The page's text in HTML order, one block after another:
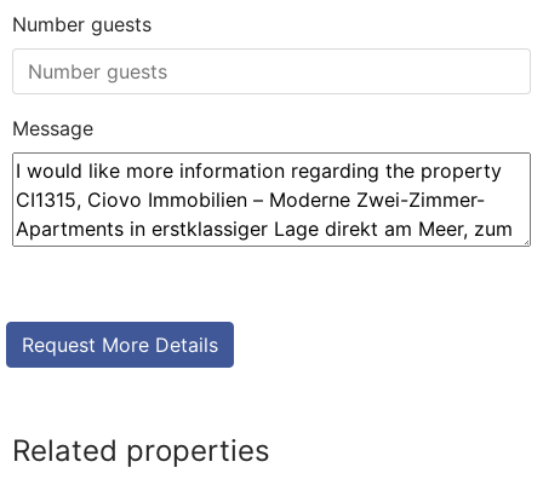
Number guests
Message
Related properties